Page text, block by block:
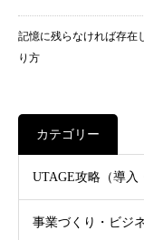
記憶に残らなければ存在
り方
カテゴリー
UTAGE攻略（導入
事業づくり・ビジ